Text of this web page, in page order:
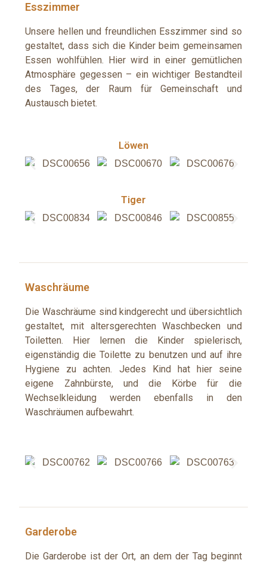
Esszimmer
Unsere hellen und freundlichen Esszimmer sind so
gestaltet, dass sich die Kinder beim gemeinsamen
Essen wohlfühlen. Hier wird in einer gemütlichen
Atmosphäre gegessen – ein wichtiger Bestandteil
des Tages, der Raum für Gemeinschaft und
Austausch bietet.
Löwen
Tiger
Waschräume
Die Waschräume sind kindgerecht und übersichtlich
gestaltet, mit altersgerechten Waschbecken und
Toiletten. Hier lernen die Kinder spielerisch,
eigenständig die Toilette zu benutzen und auf ihre
Hygiene zu achten. Jedes Kind hat hier seine
eigene Zahnbürste, und die Körbe für die
Wechselkleidung werden ebenfalls in den
Waschräumen aufbewahrt.
Garderobe
Die Garderobe ist der Ort, an dem der Tag beginnt